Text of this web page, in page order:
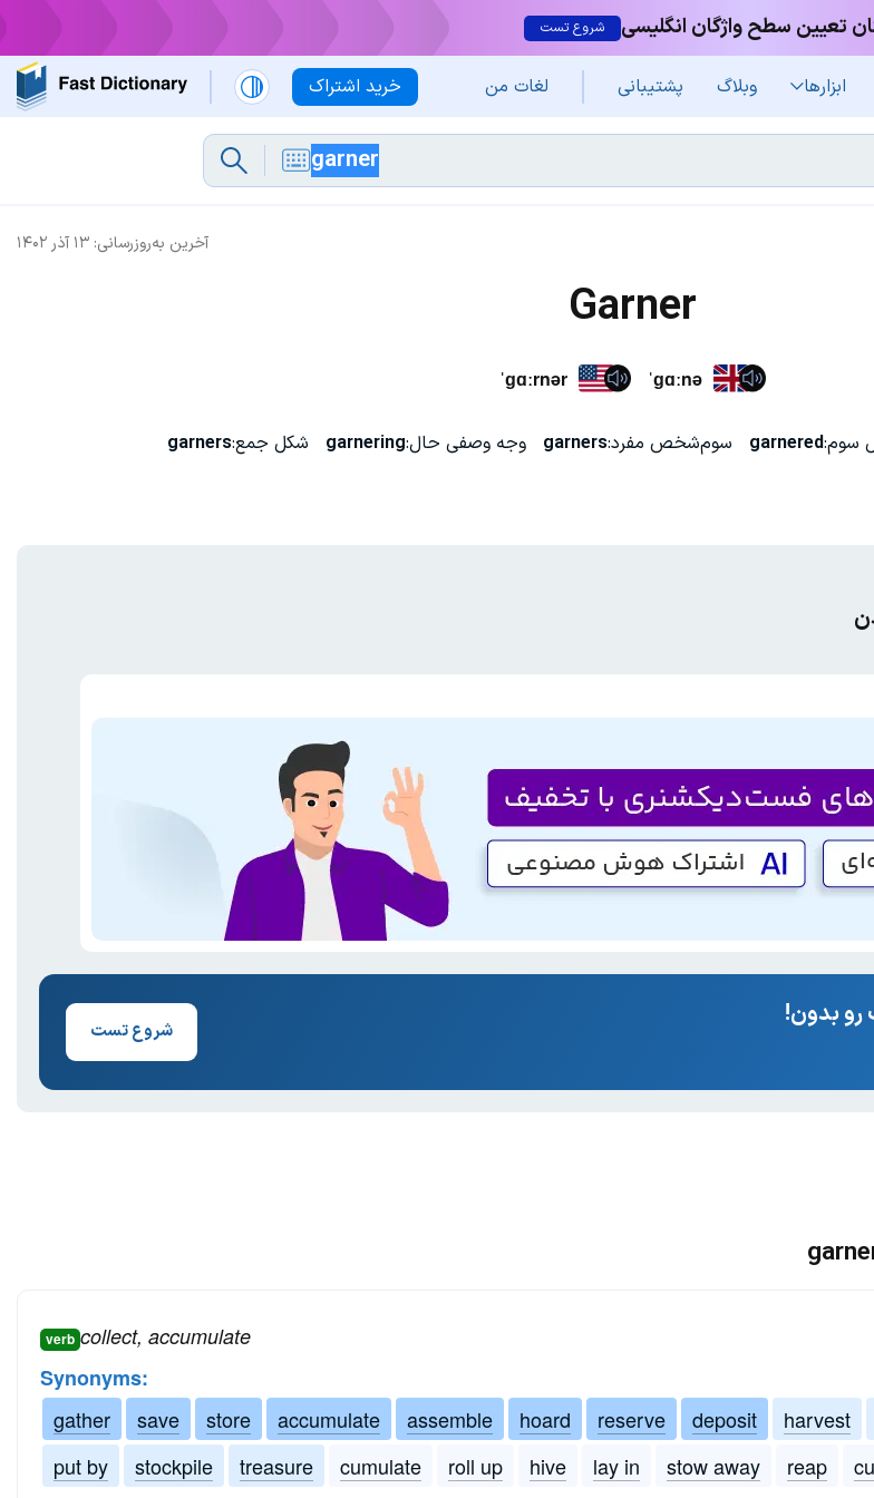
تعیین سطح واژگان انگلیسی شروع تست
خرید اشتراک ابزارها وبلاگ پشتیبانی لغات من
آخرین به‌روزرسانی: ۱۳ آذر ۱۴۰۲
Garner
ˈɡɑːrnər ˈɡɑːnə
سوم:garnered سوم‌شخص مفرد:garners وجه وصفی حال:garnering شکل جمع:garners
بدون!
شروع تست
verb collect, accumulate
Synonyms:
gather
save store accumulate assemble hoard reserve deposit harvest
put by
stockpile treasure cumulate roll up hive lay in stow away reap